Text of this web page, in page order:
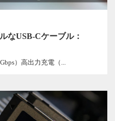
なUSB-Cケーブル：
）高出力充電（...